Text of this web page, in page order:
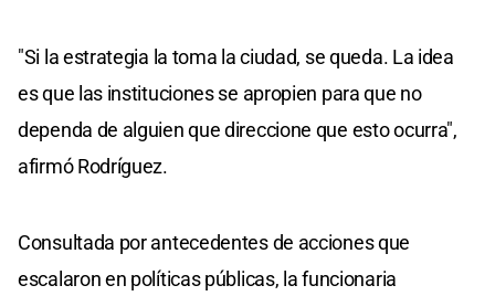
"Si la estrategia la toma la ciudad, se queda. La idea
es que las instituciones se apropien para que no
dependa de alguien que direccione que esto ocurra",
afirmó Rodríguez.
Consultada por antecedentes de acciones que
escalaron en políticas públicas, la funcionaria